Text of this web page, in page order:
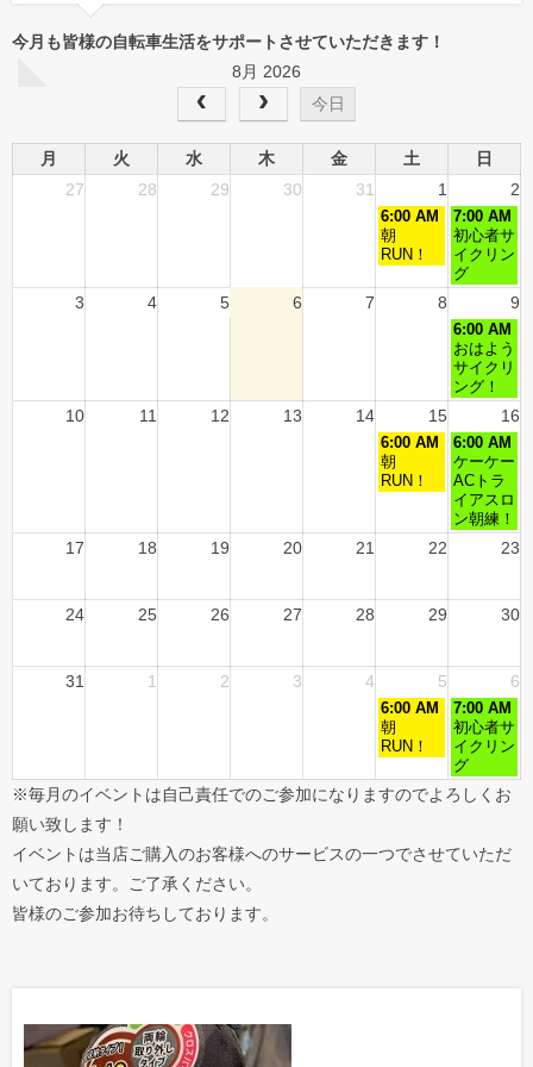
今月も皆様の自転車生活をサポートさせていただきます！
8月 2026
今日
月 火 水 木 金 土
日
27
28 29 30 31 1 2
6:00 AM
朝
RUN！
7:00 AM
初心者サ
イクリン
グ
3 4 5 6 7 8 9
6:00 AM
おはよう
サイクリ
ング！
10 11 12 13 14 15 16
6:00 AM
朝
RUN！
6:00 AM
ケーケー
ACトラ
イアスロ
ン朝練！
17 18 19 20 21 22 23
24 25 26 27 28 29 30
31 1 2 3 4 5 6
6:00 AM
朝
RUN！
7:00 AM
初心者サ
イクリン
グ
※毎月のイベントは自己責任でのご参加になりますのでよろしくお
願い致します！
イベントは当店ご購入のお客様へのサービスの一つでさせていただ
いております。ご了承ください。
皆様のご参加お待ちしております。